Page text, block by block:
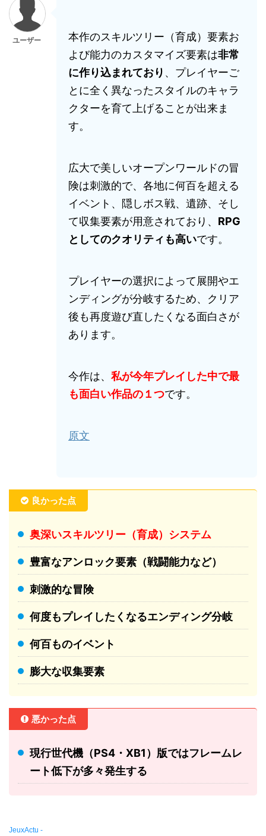
ユーザー
本作のスキルツリー（育成）要素お
よび能力のカスタマイズ要素は非常
に作り込まれており 、プレイヤーご
とに全く異なったスタイルのキャラ
クターを育て上げることが出来ま
す。
広大で美しいオープンワールドの冒
険は刺激的で、各地に何百を超える
イベント、隠しボス戦、遺跡、そし
て収集要素が用意されており、 RPG
としてのクオリティも高いです。
プレイヤーの選択によって展開やエ
ンディングが分岐するため、クリア
後も再度遊び直したくなる面白さが
あります。
今作は、 私が今年プレイした中で最
も面白い作品の１つです。
原文
良かった点
奥深いスキルツリー（育成）システム
豊富なアンロック要素（戦闘能力など）
刺激的な冒険
何度もプレイしたくなるエンディング分岐
何百ものイベント
膨大な収集要素
悪かった点
現行世代機（PS4・XB1）版ではフレームレ
ート低下が多々発生する
JeuxActu -